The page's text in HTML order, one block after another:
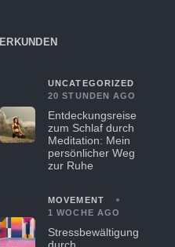
ERKUNDEN
UNCATEGORIZED
20 STUNDEN AGO
Entdeckungsreise
zum Schlaf durch
Meditation: Mein
persönlicher Weg
zur Ruhe
MOVEMENT
1 WOCHE AGO
Stressbewältigung